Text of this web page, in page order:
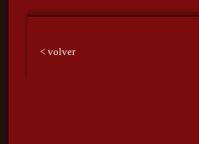
< volver